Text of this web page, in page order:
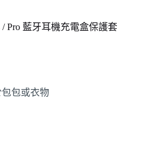
/ Pro 藍牙耳機充電盒保護套
包包或衣物